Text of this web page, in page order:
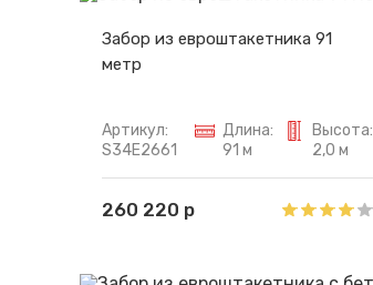
Забор из евроштакетника 91
метр
Артикул:
S34E2661
Длина:
91 м
Высота:
2,0 м
260 220 р